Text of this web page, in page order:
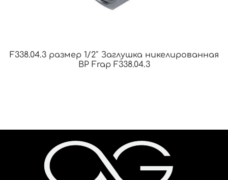
F338.04.3 размер 1/2″ Заглушка никелированная
ВР Frap F338.04.3